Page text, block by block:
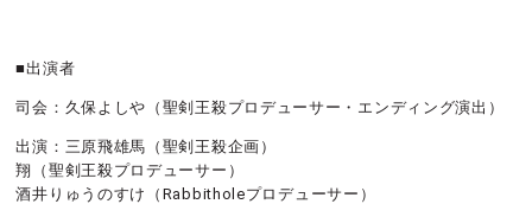
■出演者
司会：久保よしや（聖剣王殺プロデューサー・エンディング演出）
出演：三原飛雄馬（聖剣王殺企画）
翔（聖剣王殺プロデューサー）
酒井りゅうのすけ（Rabbitholeプロデューサー）